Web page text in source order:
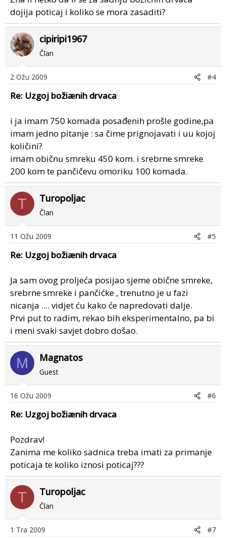
dojija poticaj i koliko se mora zasaditi?
cipiripi1967
Član
2 Ožu 2009 #4
Re: Uzgoj božiænih drvaca
i ja imam 750 komada posađenih prošle godine,pa
imam jedno pitanje : sa čime prignojavati i uu kojoj
količini?
imam običnu smreku 450 kom. i srebrne smreke
200 kom te pančičevu omoriku 100 komada.
T Turopoljac
Član
11 Ožu 2009 #5
Re: Uzgoj božiænih drvaca
Ja sam ovog proljeća posijao sjeme obične smreke,
srebrne smreke i pančićke , trenutno je u fazi
nicanja .... vidjet ću kako će napredovati dalje.
Prvi put to radim, rekao bih eksperimentalno, pa bi
i meni svaki savjet dobro došao.
M Magnatos
Guest
16 Ožu 2009 #6
Re: Uzgoj božiænih drvaca
Pozdrav!
Zanima me koliko sadnica treba imati za primanje
poticaja te koliko iznosi poticaj???
T Turopoljac
Član
1 Tra 2009 #7